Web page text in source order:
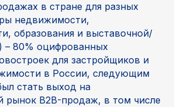
в стране для разных
недвижимости,
образования и выставочной/
– 80% оцифрованных
для застройщиков и
в России, следующим
стать выход на
рынок B2B-продаж, в том числе